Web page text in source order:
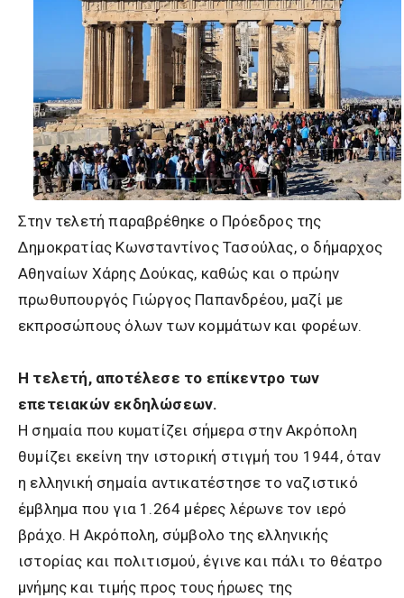
Στην τελετή παραβρέθηκε ο Πρόεδρος της
Δημοκρατίας Κωνσταντίνος Τασούλας, ο δήμαρχος
Αθηναίων Χάρης Δούκας, καθώς και ο πρώην
πρωθυπουργός Γιώργος Παπανδρέου, μαζί με
εκπροσώπους όλων των κομμάτων και φορέων.
Η τελετή, αποτέλεσε το επίκεντρο των
επετειακών εκδηλώσεων.
Η σημαία που κυματίζει σήμερα στην Ακρόπολη
θυμίζει εκείνη την ιστορική στιγμή του 1944, όταν
η ελληνική σημαία αντικατέστησε το ναζιστικό
έμβλημα που για 1.264 μέρες λέρωνε τον ιερό
βράχο. Η Ακρόπολη, σύμβολο της ελληνικής
ιστορίας και πολιτισμού, έγινε και πάλι το θέατρο
μνήμης και τιμής προς τους ήρωες της